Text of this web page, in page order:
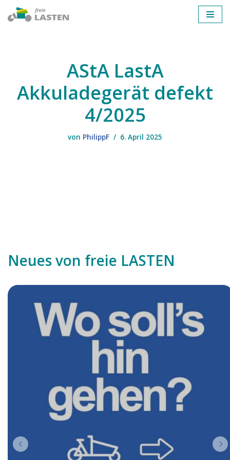
AStA LastA
Akkuladegerät defekt
4/2025
von PhilippF 6. April 2025
Neues von freie LASTEN